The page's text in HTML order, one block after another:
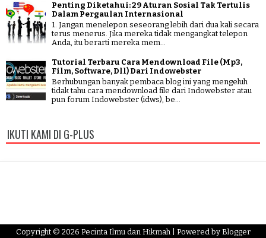
Penting Diketahui: 29 Aturan Sosial Tak Tertulis
Dalam Pergaulan Internasional
1. Jangan menelepon seseorang lebih dari dua kali secara
terus menerus. Jika mereka tidak mengangkat telepon
Anda, itu berarti mereka mem...
Tutorial Terbaru Cara Mendownload File (Mp3,
Film, Software, Dll) Dari Indowebster
Berhubungan banyak pembaca blog ini yang mengeluh
tidak tahu cara mendownload file dari Indowebster atau
pun forum Indowebster (idws), be...
IKUTI KAMI DI G-PLUS
Copyright © 2026 Pecinta Ilmu dan Hikmah| Powered by Blogger